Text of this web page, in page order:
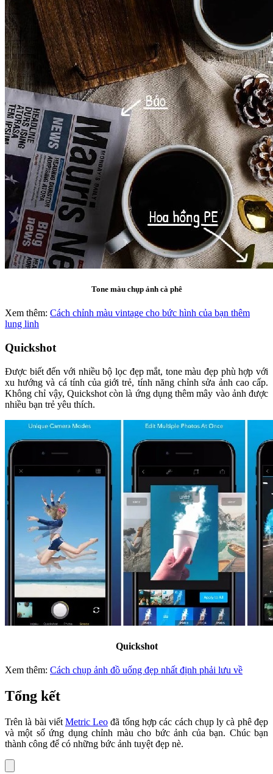
Tone màu chụp ảnh cà phê
Xem thêm: Cách chỉnh màu vintage cho bức hình của bạn thêm
lung linh
Quickshot
Được biết đến với nhiều bộ lọc đẹp mắt, tone màu đẹp phù hợp với
xu hướng và cá tính của giới trẻ, tính năng chỉnh sửa ảnh cao cấp.
Không chỉ vậy, Quickshot còn là ứng dụng thêm mây vào ảnh được
nhiều bạn trẻ yêu thích.
Quickshot
Xem thêm: Cách chụp ảnh đồ uống đẹp nhất định phải lưu về
Tổng kết
Trên là bài viết Metric Leo đã tổng hợp các cách chụp ly cà phê đẹp
và một số ứng dụng chỉnh màu cho bức ảnh của bạn. Chúc bạn
thành công để có những bức ảnh tuyệt đẹp nè.